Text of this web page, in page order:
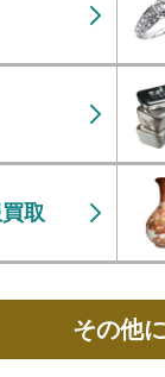
取
その他